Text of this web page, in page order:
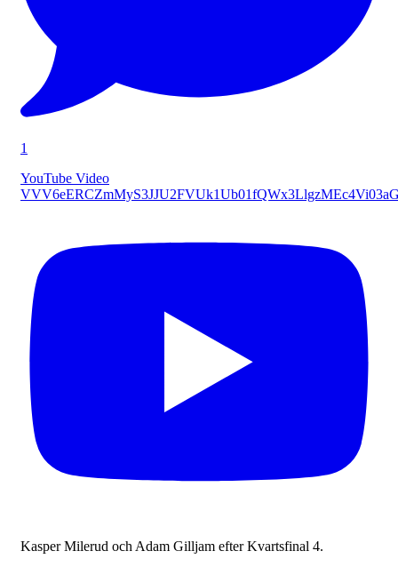
1
YouTube Video
Kasper Milerud och Adam Gilljam efter Kvartsfinal 4.